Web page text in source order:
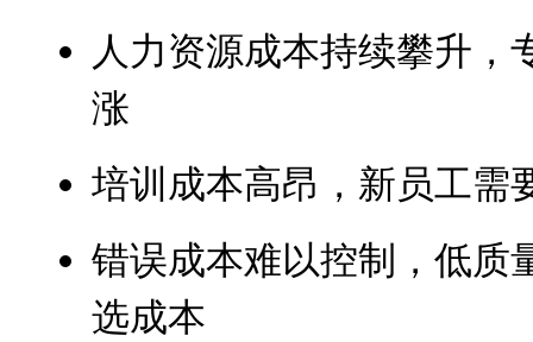
人力资源成本持续攀升，
涨
培训成本高昂，新员工需
错误成本难以控制，低质
选成本